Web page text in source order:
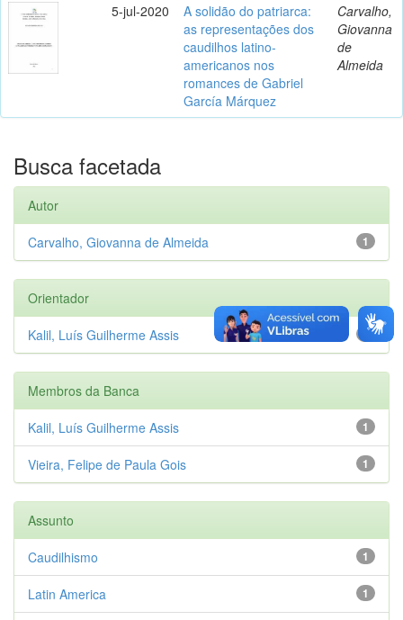
5-jul-2020
A solidão do patriarca:
as representações dos
caudilhos latino-
americanos nos
romances de Gabriel
García Márquez
Carvalho,
Giovanna
de
Almeida
Busca facetada
Autor
1
Carvalho, Giovanna de Almeida
Orientador
1
Kalil, Luís Guilherme Assis
Membros da Banca
1
Kalil, Luís Guilherme Assis
1
Vieira, Felipe de Paula Gois
Assunto
1
Caudilhismo
1
Latin America